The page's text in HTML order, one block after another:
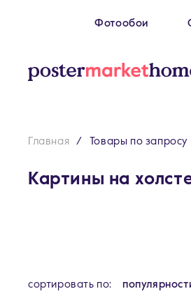
Фотообои
Размеры
300 х 270 см
500 x 270 см
Главная Товары по запросу
Картины на
cортировать по: